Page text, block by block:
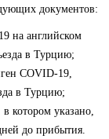
документов:
на английском
в Турцию;
COVID-19,
в Турцию;
котором указано,
до прибытия.